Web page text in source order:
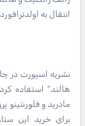
انتقال به
نشریه اسپورت در
هالند” استفاده
مادرید و
برای خرید این